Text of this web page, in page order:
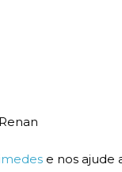
e nos ajude